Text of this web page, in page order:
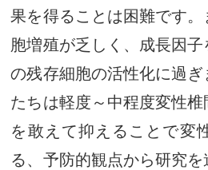
果を得ることは困難です
胞増殖が乏しく、成長因
の残存細胞の活性化に過
たちは軽度～中程度変性
を敢えて抑えることで変
る、予防的観点から研究